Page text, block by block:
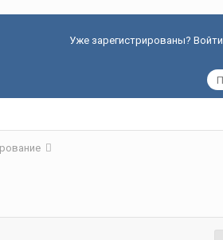
Уже зарегистрированы? Войти